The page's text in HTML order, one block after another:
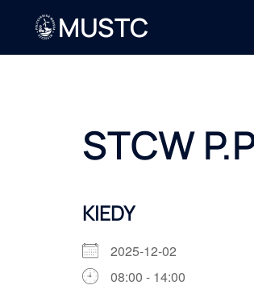
MUSTC
STCW
KIEDY
2025-12-02
08:00 - 14:00